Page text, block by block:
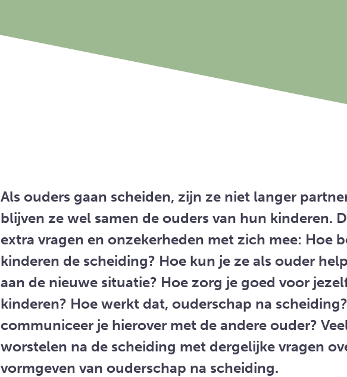
Als ouders gaan scheiden, zijn ze niet langer
blijven ze wel samen de ouders van hun kinderen.
extra vragen en onzekerheden met zich mee: Hoe
kinderen de scheiding? Hoe kun je ze als ouder
aan de nieuwe situatie? Hoe zorg je goed voor
kinderen? Hoe werkt dat, ouderschap na
communiceer je hierover met de andere ouder?
worstelen na de scheiding met dergelijke vragen
vormgeven van ouderschap na scheiding.